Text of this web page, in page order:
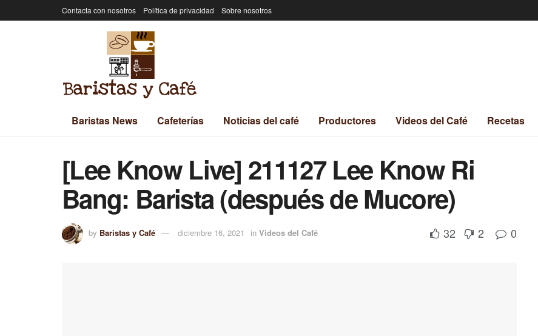
Contacta con nosotros Política de privacidad Sobre nosotros
Baristas News Cafeterías Noticias del café Productores Videos del Café Recetas
[Lee Know Live] 211127 Lee Know Ri
Bang: Barista (después de Mucore)
by Baristas y Café diciembre 16, 2021 in Videos del Café 32 2 0